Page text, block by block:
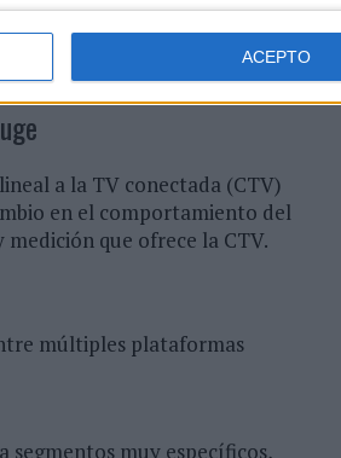
ACEPTO
en IA y modelos estadísticos
su competitividad,
a la TV conectada (CTV)
en el comportamiento del
medición que ofrece la CTV.
múltiples plataformas
segmentos muy específicos,